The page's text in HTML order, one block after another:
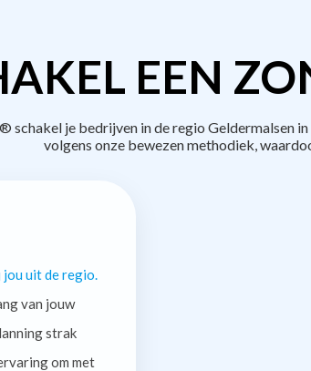
EEN
schakel je bedrijven in de regio Geldermalsen
volgens onze bewezen methodiek,
uit de regio.
van jouw
strak
om met